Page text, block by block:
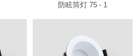
防眩筒灯 75 - 1